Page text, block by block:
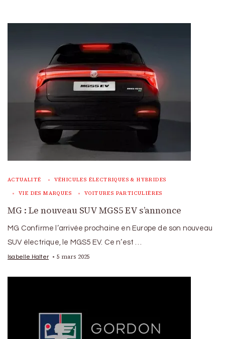
ACTUALITÉ VÉHICULES ÉLECTRIQUES & HYBRIDES
VIE DES MARQUES VOITURES PARTICULIÈRES
MG : Le nouveau SUV MGS5 EV s’annonce
MG Confirme l’arrivée prochaine en Europe de son nouveau
SUV électrique, le MGS5 EV. Ce n’est …
Isabelle Halter 5 mars 2025